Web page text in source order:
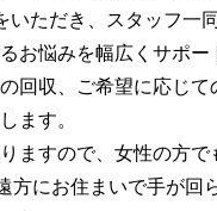
いただき、スタッフ一
お悩みを幅広くサポー
回収、ご希望に応じ
ます。
ますので、女性の方で
遠方にお住まいで手が